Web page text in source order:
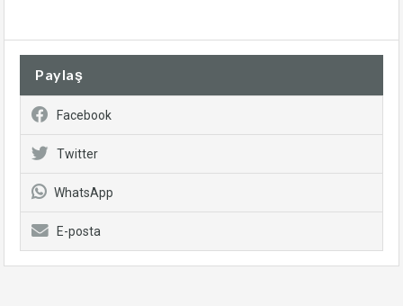
https://wmpeelers.com/pl/
https://wmpeelers.com/pl-pl/
http://itabak.pl/
https://pl-vox.casino/
Paylaş
Facebook
Twitter
WhatsApp
E-posta